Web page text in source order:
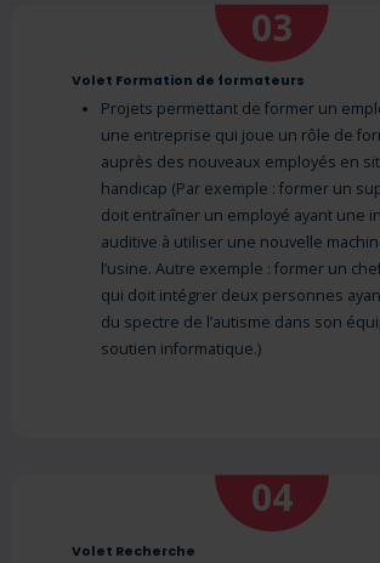
03
Volet Formation de formateurs
Projets permettant de former un
une entreprise qui joue un rôle de
auprès des nouveaux employés en
handicap (Par exemple : former un
doit entraîner un employé ayant une
auditive à utiliser une nouvelle
l’usine. Autre exemple : former un
qui doit intégrer deux personnes
du spectre de l’autisme dans son
soutien informatique.)
04
Volet Recherche